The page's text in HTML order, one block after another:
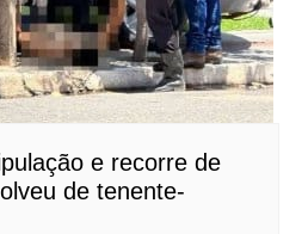
e recorre de
de tenente-